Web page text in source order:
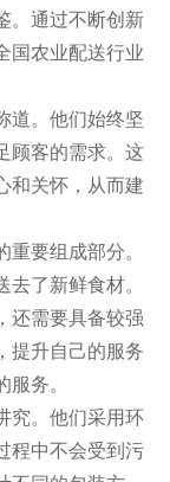
。通过不断创新
国农业配送行业
道。他们始终坚
顾客的需求。这
和关怀，从而建
要组成部分。
了新鲜食材。
还需要具备较强
提升自己的服务
务。
究。他们采用环
程中不会受到污